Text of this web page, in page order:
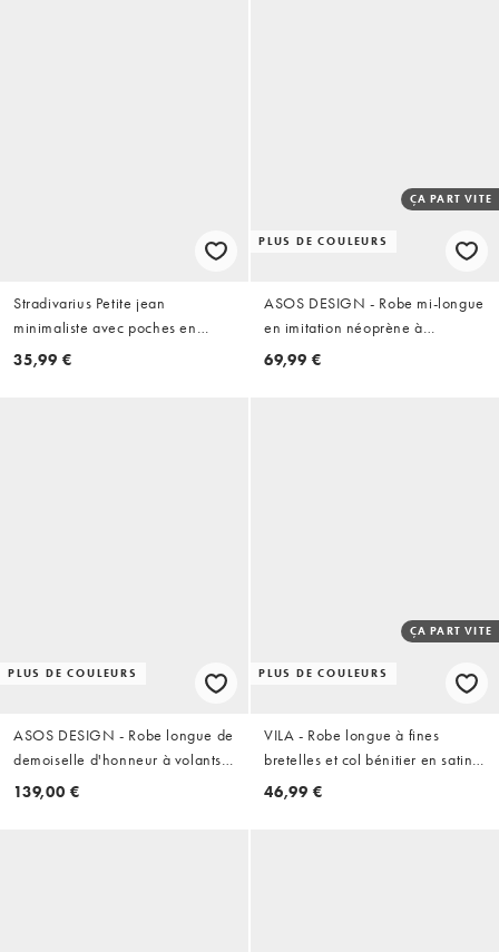
Stradivarius Petite jean
minimaliste avec poches en
denim bleu moyen
35,99 €
PLUS DE COULEURS
ÇA PART VITE
ASOS DESIGN - Robe mi-longue
en imitation néoprène à
encolure spectaculaire -
69,99 €
PLUS DE COULEURS
ASOS DESIGN - Robe longue de
demoiselle d'honneur à volants
en satin et mousseline avec jupe
139,00 €
PLUS DE COULEURS
ÇA PART VITE
VILA - Robe longue à fines
bretelles et col bénitier en satin -
Bordeaux
46,99 €